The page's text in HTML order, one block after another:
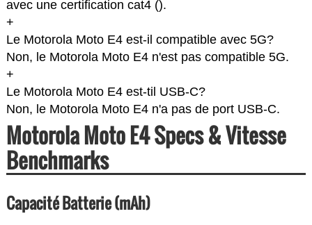
avec une certification cat4 ().
+
Le Motorola Moto E4 est-il compatible avec 5G?
Non, le Motorola Moto E4 n'est pas compatible 5G.
+
Le Motorola Moto E4 est-til USB-C?
Non, le Motorola Moto E4 n'a pas de port USB-C.
Motorola Moto E4 Specs & Vitesse
Benchmarks
Capacité Batterie (mAh)